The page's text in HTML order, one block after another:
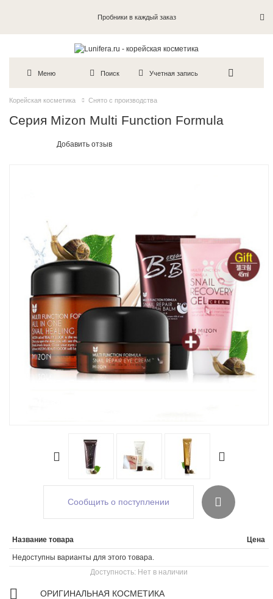
Пробники в каждый заказ
Меню Поиск Учетная запись
Корейская косметика Снято с производства
Серия Mizon Multi Function Formula
Добавить отзыв
Сообщить о поступлении
Доступность: Нет в наличии
Название товара Цена
Недоступны варианты для этого товара.
ОРИГИНАЛЬНАЯ КОСМЕТИКА